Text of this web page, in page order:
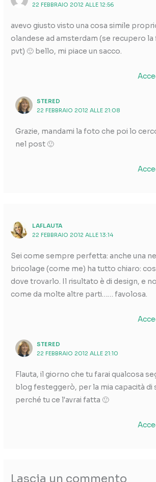
22 FEBBRAIO 2012 ALLE 12:56
avevo giusto visto una cosa simile
olandese ad amsterdam (se recupero la
pvt) 🙂 bello, mi piace un sacco.
STERED
22 FEBBRAIO 2012 ALLE 21:08
Grazie, mandami la foto che poi lo
nel post 🙂
LAFLAUTA
22 FEBBRAIO 2012 ALLE 13:14
Sei come sempre perfetta: anche una
bricolage (come me) ha tutto chiaro:
dove trovarlo. Il risultato è di design, e
come da molte altre parti…… favolosa.
STERED
22 FEBBRAIO 2012 ALLE 21:10
Flauta, il giorno che tu farai qualcosa
blog festeggerò, per la mia capacità di
perché tu ce l'avrai fatta 🙂
Lascia un commento